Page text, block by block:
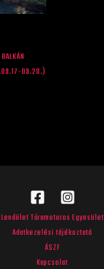
09.20.)
Lendület Túramotoros Egyesület
Adatkezelési tájékoztató
ÁSZF
Kapcsolat